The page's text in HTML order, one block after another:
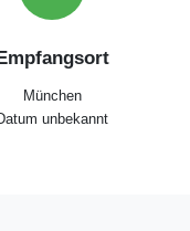
München
unbekannt